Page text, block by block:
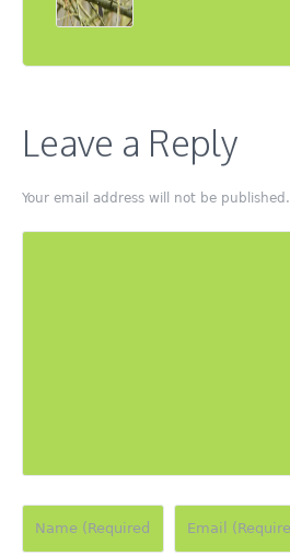
Leave a Reply
Your email address will not be published.